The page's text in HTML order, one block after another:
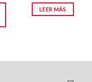
LEER MÁS